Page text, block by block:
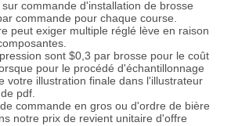
commande d'installation de brosse
commande pour chaque course.
peut exiger multiple réglé lève en raison
sont $0,3 par brosse pour le coût
pour le procédé d'échantillonnage
votre illustration finale dans l'illustrateur
pdf.
commande en gros ou d'ordre de bière
notre prix de revient unitaire d'offre